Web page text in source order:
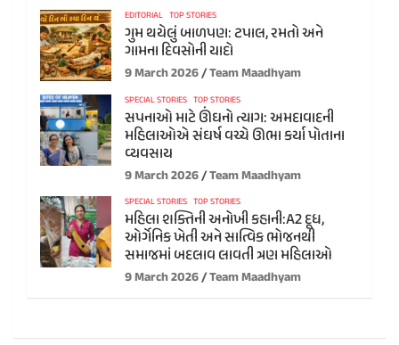
EDITORIAL TOP STORIES
ગુમ થયેલું બાળપણ: ટપાલ, રમતો અને
ગામના દિવસોની યાદો
9 March 2026 Team Maadhyam
SPECIAL STORIES TOP STORIES
સપનાઓ માટે ઊંઘનો ત્યાગ: અમદાવાદની
મહિલાઓએ સંઘર્ષ વચ્ચે ઊભા કર્યા પોતાના
વ્યવસાય
9 March 2026 Team Maadhyam
SPECIAL STORIES TOP STORIES
મહિલા શક્તિની અનોખી કહાની:A2 દૂધ,
ઓર્ગેનિક ખેતી અને સાત્વિક ભોજનથી
સમાજમાં બદલાવ લાવતી ત્રણ મહિલાઓ
9 March 2026 Team Maadhyam